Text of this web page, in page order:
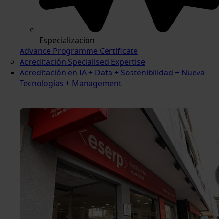
Especialización
Advance Programme Certificate
Acreditación Specialised Expertise
Acreditación en IA + Data + Sostenibilidad + Nueva
Tecnologías + Management